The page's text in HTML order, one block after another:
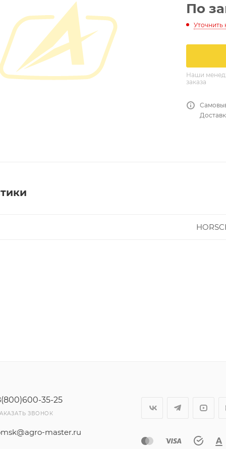
По
Уточнить
Наши
заказа
35-25
ЗВОНОК
master.ru